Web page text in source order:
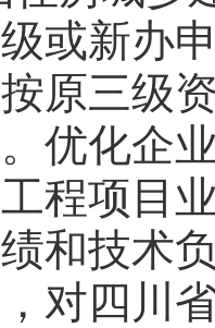
或新办
原三级
优化企
程项目
和技术
对四川